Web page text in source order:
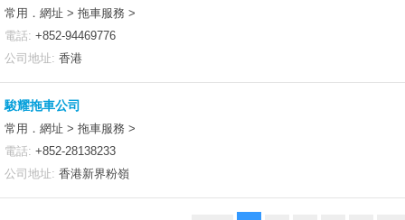
常用．網址 > 拖車服務 >
電話: +852-94469776
公司地址: 香港
駿耀拖車公司
常用．網址 > 拖車服務 >
電話: +852-28138233
公司地址: 香港新界粉嶺